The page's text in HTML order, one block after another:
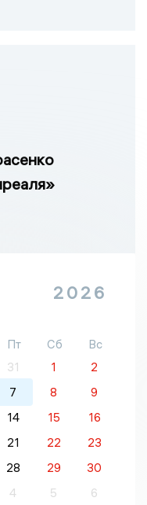
2026
Пт Сб
Вс
31 1
2
7 8
9
14 15
16
21 22
23
28 29
30
4 5 6